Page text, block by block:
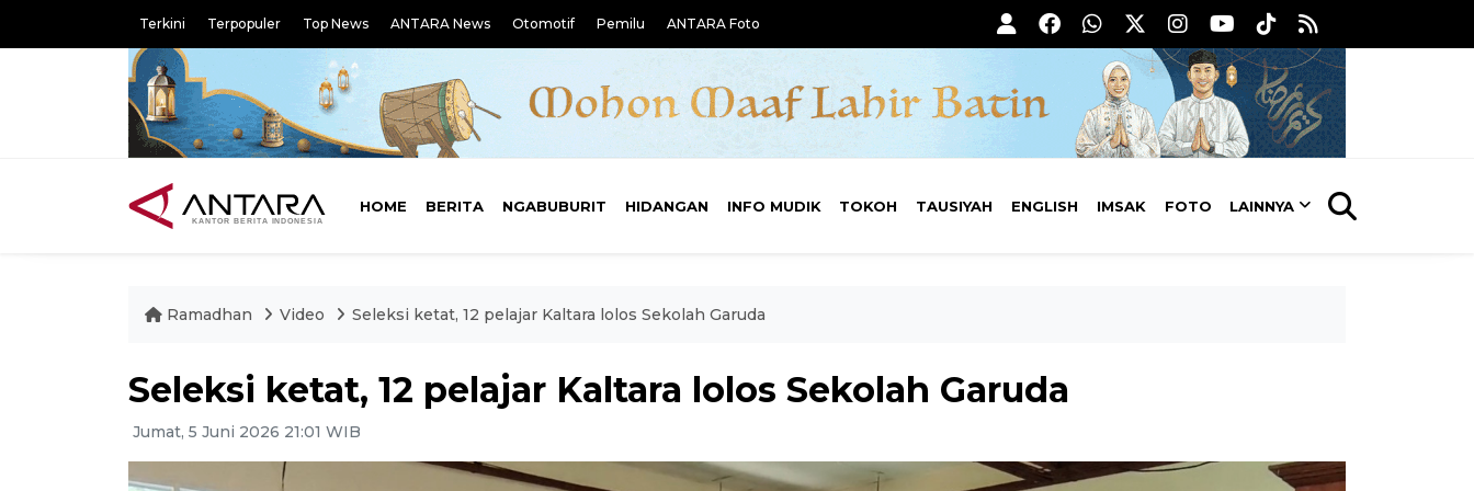
Terkini Terpopuler Top News ANTARA News Otomotif Pemilu ANTARA Foto
HOME BERITA NGABUBURIT HIDANGAN INFO MUDIK TOKOH TAUSIYAH ENGLISH IMSAK FOTO LAINNYA
Ramadhan Video Seleksi ketat, 12 pelajar Kaltara lolos Sekolah Garuda
Seleksi ketat, 12 pelajar Kaltara lolos Sekolah Garuda
Jumat, 5 Juni 2026 21:01 WIB